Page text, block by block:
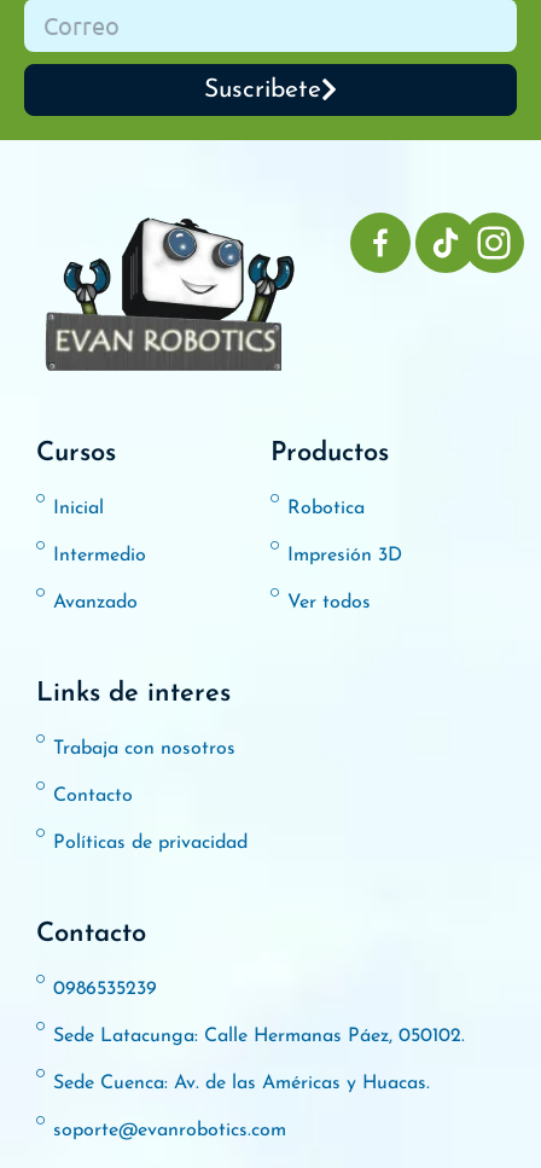
Suscribete
Cursos
Inicial
Intermedio
Avanzado
Productos
Robotica
Impresión 3D
Ver todos
Links de interes
Trabaja con nosotros
Contacto
Políticas de privacidad
Contacto
0986535239
Sede Latacunga: Calle Hermanas Páez, 050102.
Sede Cuenca: Av. de las Américas y Huacas.
soporte@evanrobotics.com